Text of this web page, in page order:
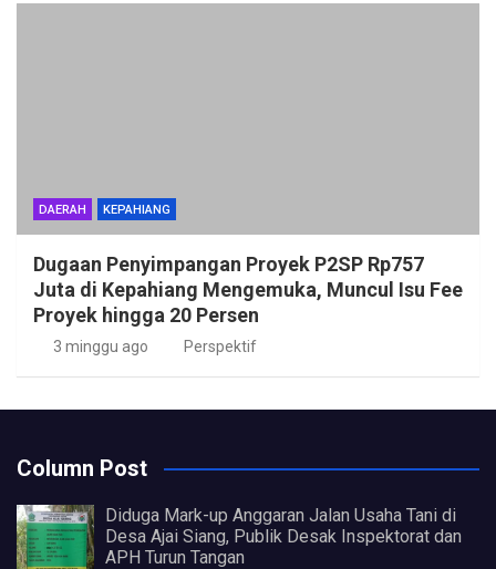
DAERAH KEPAHIANG
Dugaan Penyimpangan Proyek P2SP Rp757
Juta di Kepahiang Mengemuka, Muncul Isu Fee
Proyek hingga 20 Persen
3 minggu ago Perspektif
Column Post
Diduga Mark-up Anggaran Jalan Usaha Tani di
Desa Ajai Siang, Publik Desak Inspektorat dan
APH Turun Tangan